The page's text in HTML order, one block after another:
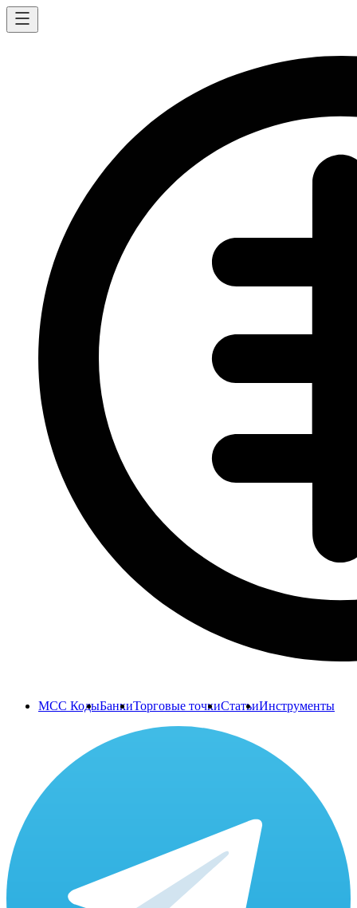
MCC КодыБанкиТорговые точкиСтатьиИнструменты